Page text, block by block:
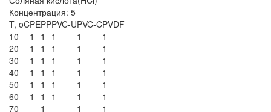
Концентрация: 5
T, oCPEPPPVC-UPVC-CPVDF
10
1 1 1 1
1
20
1 1 1 1
1
30
1 1 1 1
1
40
1 1 1 1
1
50
1 1 1 1
1
60
1 1 1 1
1
70
1 1
1